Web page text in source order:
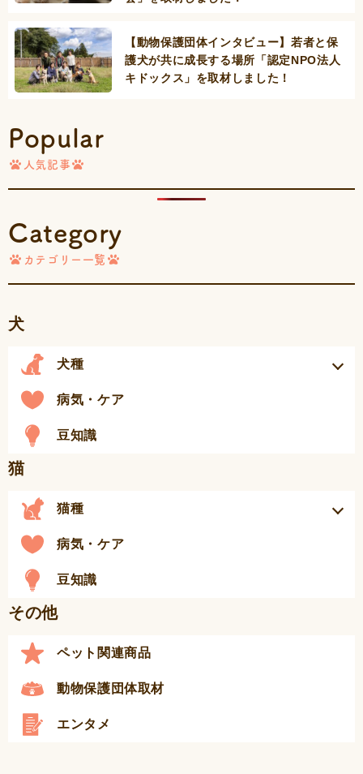
【動物保護団体インタビュー】若者と保
護犬が共に成長する場所「認定NPO法人
キドックス」を取材しました！
Popular
人気記事
Category
カテゴリー一覧
犬
犬種
病気・ケア
豆知識
猫
猫種
病気・ケア
豆知識
その他
ペット関連商品
動物保護団体取材
エンタメ